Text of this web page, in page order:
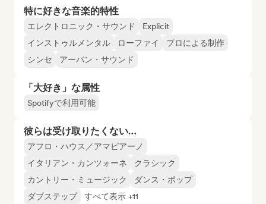
特に好きな音楽的特性
エレクトロニック・サウンド
Explicit
インストゥルメンタル
ローファイ
プロによる制作
シンセ
アーバン・サウンド
「大好き」な属性
Spotifyで利用可能
彼らは受け取りたくない…
アフロ・ハウス／アマピアーノ
イタリアン・カンツォーネ
クラシック
カントリー・ミュージック
ダンス・ポップ
ダブステップ
すべて表示 +11